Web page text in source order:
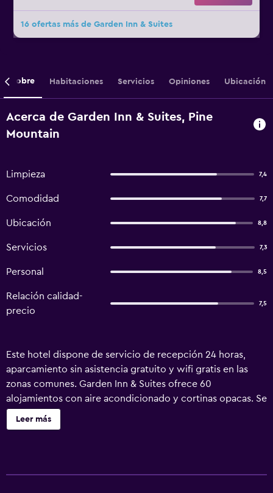
16 ofertas más de Garden Inn & Suites
Sobre Habitaciones Servicios Opiniones Ubicación
Acerca de Garden Inn & Suites, Pine
Mountain
Limpieza 7,4
Comodidad 7,7
Ubicación 8,8
Servicios 7,3
Personal 8,5
Relación calidad-
precio
7,5
Este hotel dispone de servicio de recepción 24 horas,
aparcamiento sin asistencia gratuito y wifi gratis en las
zonas comunes. Garden Inn & Suites ofrece 60
alojamientos con aire acondicionado y cortinas opacas. Se
ofrece televisión por cable. Este hotel en Pine Mountain
ofrece acceso a Internet wifi gratis con una velocidad de
Leer más